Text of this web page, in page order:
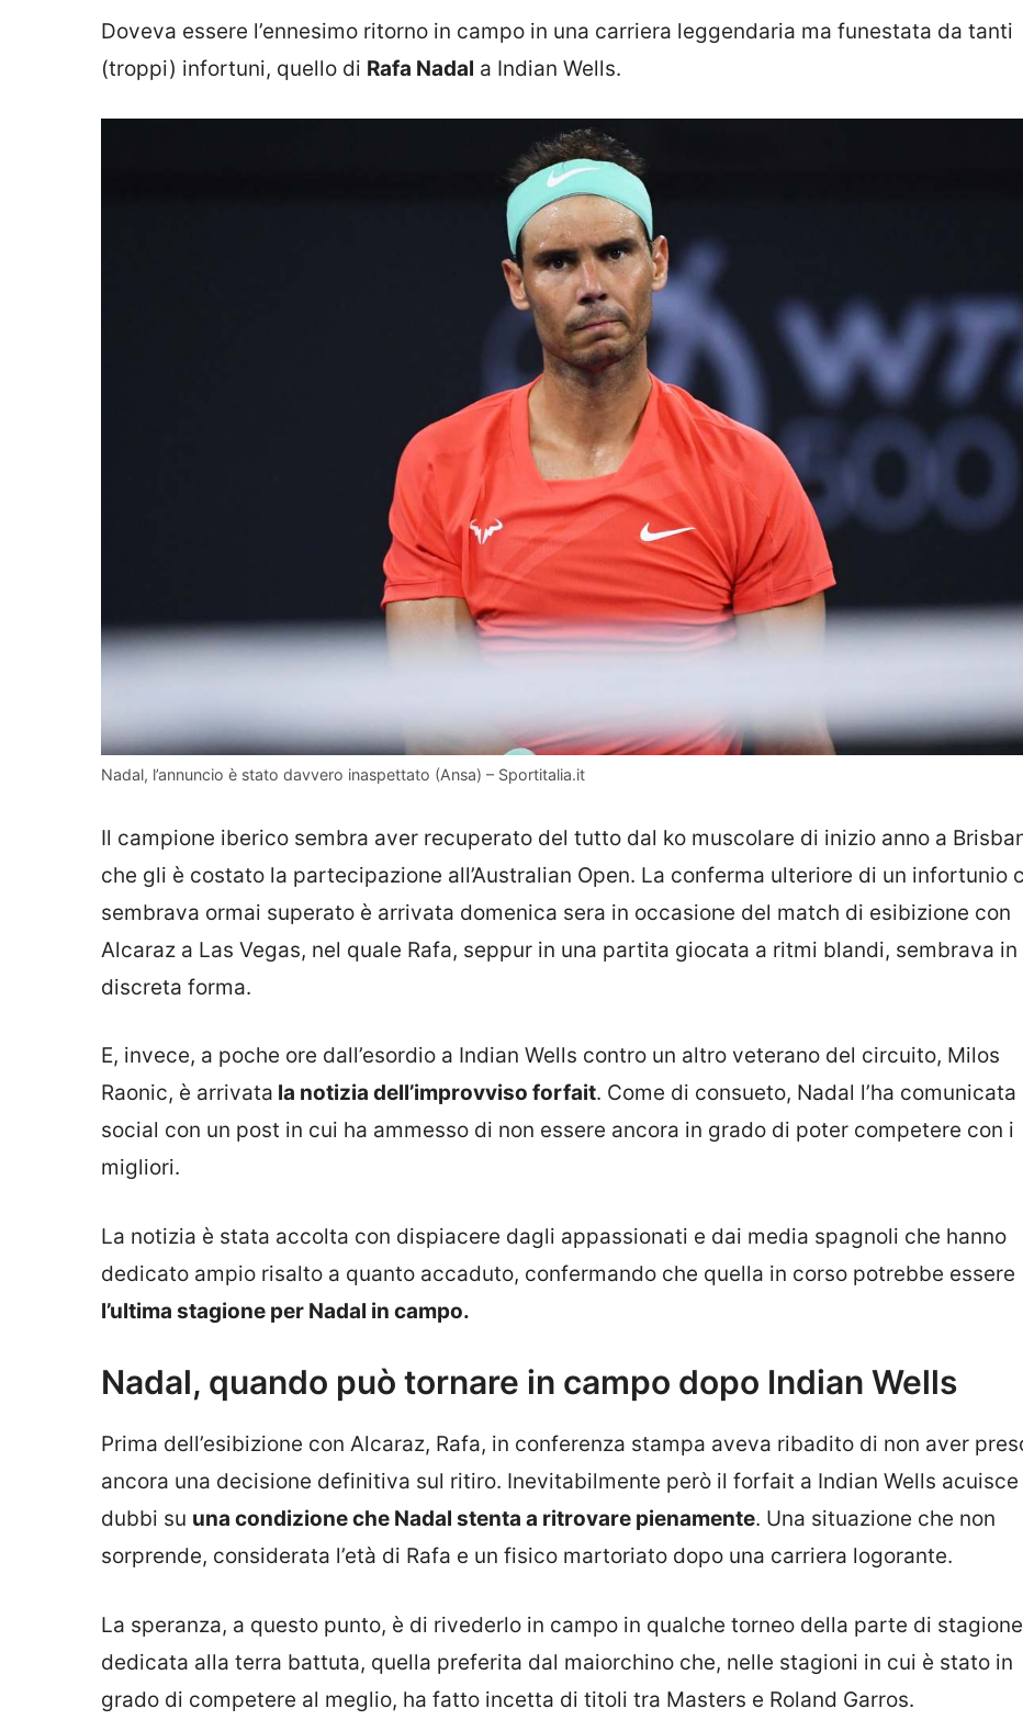
Doveva essere l’ennesimo ritorno in campo in una carriera leggendaria ma funestata da tanti
(troppi) infortuni, quello di Rafa Nadal a Indian Wells.
Nadal, l’annuncio è stato davvero inaspettato (Ansa) – Sportitalia.it
Il campione iberico sembra aver recuperato del tutto dal ko muscolare di inizio anno a
che gli è costato la partecipazione all’Australian Open. La conferma ulteriore di un infortunio
sembrava ormai superato è arrivata domenica sera in occasione del match di esibizione con
Alcaraz a Las Vegas, nel quale Rafa, seppur in una partita giocata a ritmi blandi, sembrava in
discreta forma.
E, invece, a poche ore dall’esordio a Indian Wells contro un altro veterano del circuito, Milos
Raonic, è arrivata la notizia dell’improvviso forfait. Come di consueto, Nadal l’ha comunicata
social con un post in cui ha ammesso di non essere ancora in grado di poter competere con i
migliori.
La notizia è stata accolta con dispiacere dagli appassionati e dai media spagnoli che hanno
dedicato ampio risalto a quanto accaduto, confermando che quella in corso potrebbe essere
l’ultima stagione per Nadal in campo.
Nadal, quando può tornare in campo dopo Indian Wells
Prima dell’esibizione con Alcaraz, Rafa, in conferenza stampa aveva ribadito di non aver
ancora una decisione definitiva sul ritiro. Inevitabilmente però il forfait a Indian Wells acuisce
dubbi su una condizione che Nadal stenta a ritrovare pienamente. Una situazione che non
sorprende, considerata l’età di Rafa e un fisico martoriato dopo una carriera logorante.
La speranza, a questo punto, è di rivederlo in campo in qualche torneo della parte di stagione
dedicata alla terra battuta, quella preferita dal maiorchino che, nelle stagioni in cui è stato in
grado di competere al meglio, ha fatto incetta di titoli tra Masters e Roland Garros.